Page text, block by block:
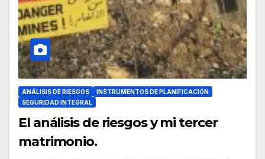
ANÁLISIS DE RIESGOS
INSTRUMENTOS DE PLANIFICACIÓN
SEGURIDAD INTEGRAL
El análisis de riesgos y mi tercer
matrimonio.